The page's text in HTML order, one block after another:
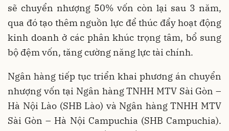
sẽ chuyển nhượng 50% vốn còn lại sau 3 năm,
qua đó tạo thêm nguồn lực để thúc đẩy hoạt động
kinh doanh ở các phân khúc trọng tâm, bổ sung
bộ đệm vốn, tăng cường năng lực tài chính.
Ngân hàng tiếp tục triển khai phương án chuyển
nhượng vốn tại Ngân hàng TNHH MTV Sài Gòn –
Hà Nội Lào (SHB Lào) và Ngân hàng TNHH MTV
Sài Gòn – Hà Nội Campuchia (SHB Campuchia).